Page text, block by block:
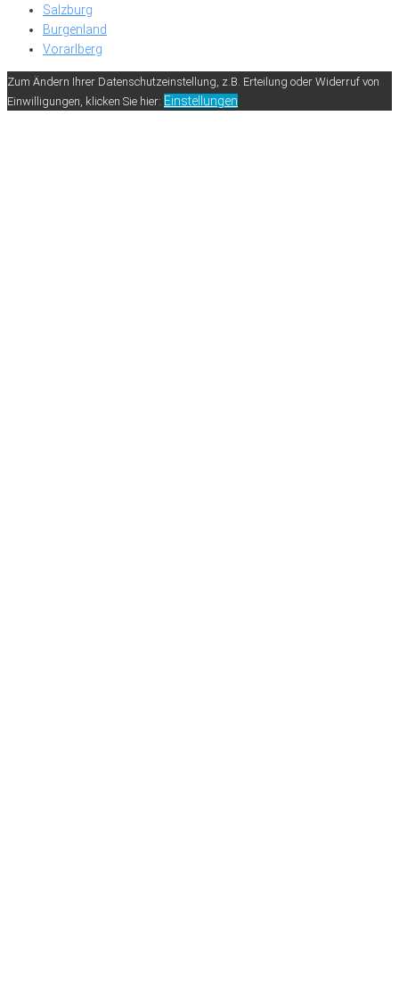
Salzburg
Burgenland
Vorarlberg
Zum Ändern Ihrer Datenschutzeinstellung, z.B. Erteilung oder Widerruf von
Einwilligungen, klicken Sie hier: Einstellungen